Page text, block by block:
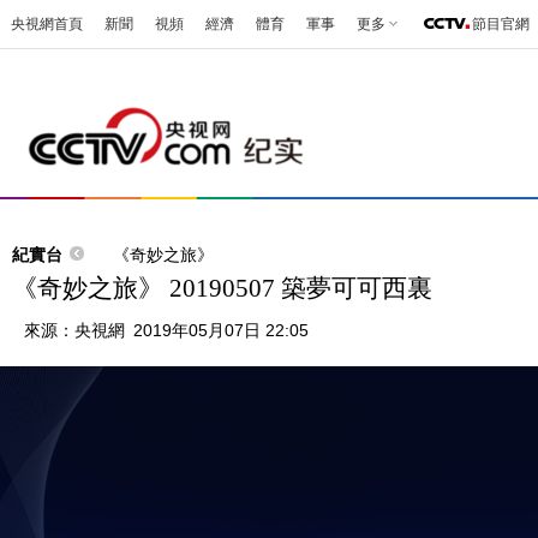
央視網首頁 新聞 視頻 經濟 體育 軍事 更多 節目官網
紀實台 《奇妙之旅》
《奇妙之旅》 20190507 築夢可可西裏
來源： 央視網 2019年05月07日 22:05